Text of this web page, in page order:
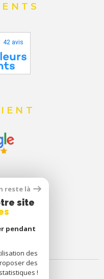
42 avis
reste là
site
pendant
des
des
!